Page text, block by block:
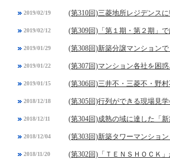
2019/02/19 (第310回)三菱地所レジデンス
2019/02/12 (第309回)「第１期・第２期」
2019/01/29 (第308回)新築分譲マンション
2019/01/22 (第307回)マンション各社を困
2019/01/15 (第306回)三井不・三菱不・野
2018/12/18 (第305回)行列ができる現場見
2018/12/11 (第304回)成熟の域に達した「
2018/12/04 (第303回)新築タワーマンショ
2018/11/20 (第302回)「ＴＥＮＳＨＯＣＫ